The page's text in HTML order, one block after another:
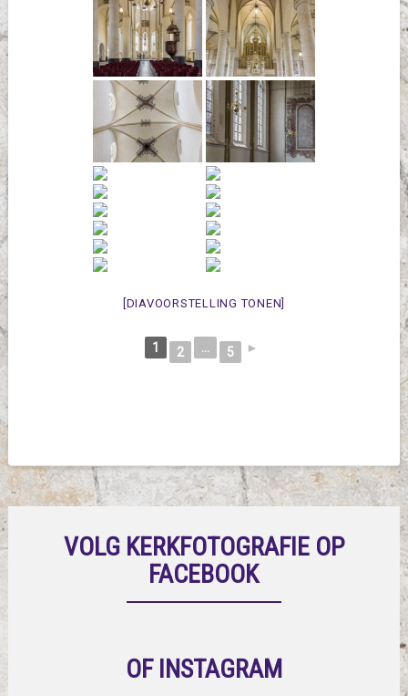
[DIAVOORSTELLING TONEN]
1 2 ... 5 ►
VOLG KERKFOTOGRAFIE OP
FACEBOOK
OF INSTAGRAM